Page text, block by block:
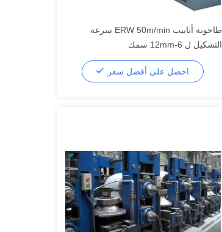
طاحونة أنابيب ERW 50m/min سرعة
التشكيل ل 6-12mm سمك
احصل على أفضل سعر